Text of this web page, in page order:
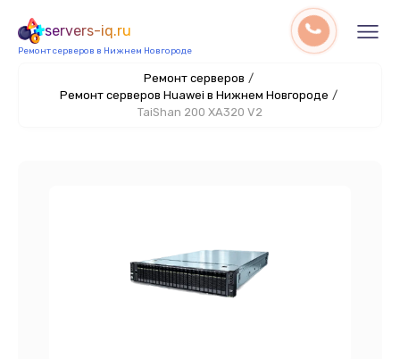
servers-iq.ru
Ремонт серверов в Нижнем Новгороде
Ремонт серверов /
Ремонт серверов Huawei в Нижнем Новгороде /
TaiShan 200 XA320 V2